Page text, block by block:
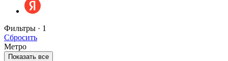
Фильтры · 1
Сбросить
Метро
Показать все